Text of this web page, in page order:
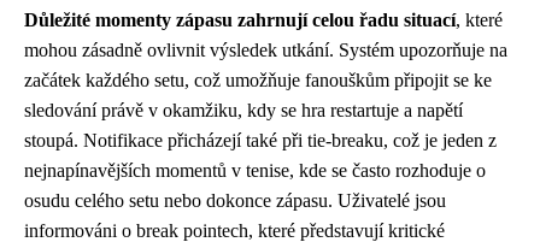
Důležité momenty zápasu zahrnují celou řadu situací, které
mohou zásadně ovlivnit výsledek utkání. Systém upozorňuje na
začátek každého setu, což umožňuje fanouškům připojit se ke
sledování právě v okamžiku, kdy se hra restartuje a napětí
stoupá. Notifikace přicházejí také při tie-breaku, což je jeden z
nejnapínavějších momentů v tenise, kde se často rozhoduje o
osudu celého setu nebo dokonce zápasu. Uživatelé jsou
informováni o break pointech, které představují kritické